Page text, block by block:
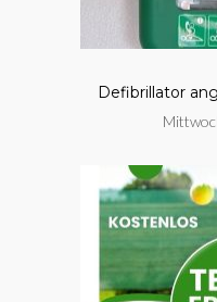
Defibrillator